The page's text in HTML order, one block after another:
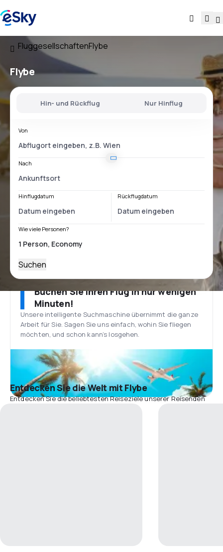
FluggesellschaftenFlybe
Flybe
Hin- und Rückflug Nur Hinflug
Von
Nach
Hinflugdatum Rückflugdatum
Wie viele Personen?
Suchen
Buchen Sie Ihren Flug in nur wenigen
Minuten!
Unsere intelligente Suchmaschine übernimmt die ganze
Arbeit für Sie. Sagen Sie uns einfach, wohin Sie fliegen
möchten, und schon kann’s losgehen.
Entdecken Sie die Welt mit Flybe
Entdecken Sie die beliebtesten Reiseziele unserer Reisenden